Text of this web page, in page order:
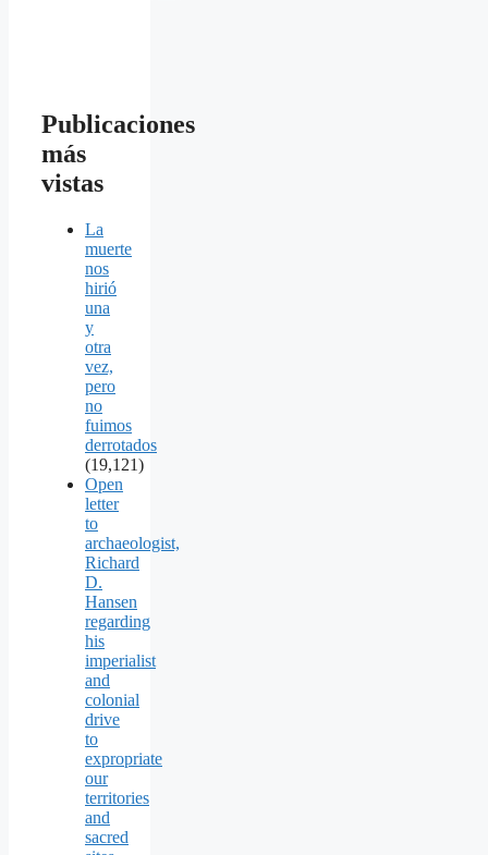
Publicaciones
más
vistas
La
muerte
nos
hirió
una
y
otra
vez,
pero
no
fuimos
derrotados
(19,121)
Open
letter
to
archaeologist,
Richard
D.
Hansen
regarding
his
imperialist
and
colonial
drive
to
expropriate
our
territories
and
sacred